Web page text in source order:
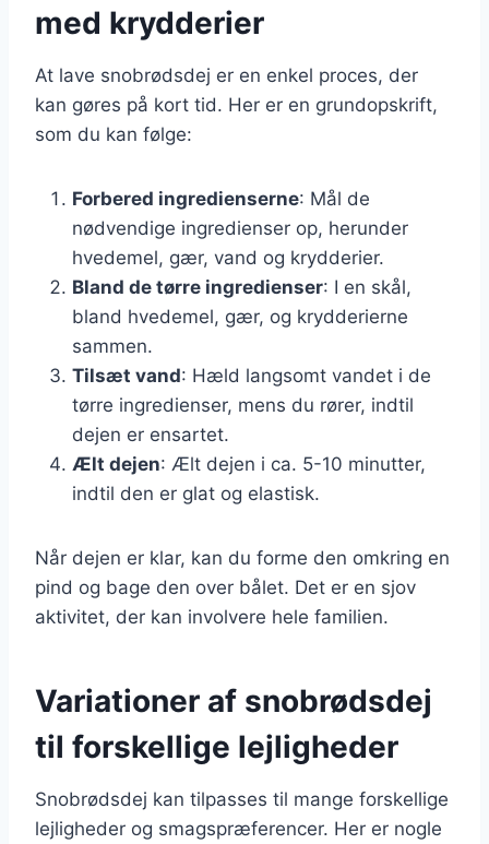
med krydderier
At lave snobrødsdej er en enkel proces, der
kan gøres på kort tid. Her er en grundopskrift,
som du kan følge:
Forbered ingredienserne: Mål de
nødvendige ingredienser op, herunder
hvedemel, gær, vand og krydderier.
Bland de tørre ingredienser: I en skål,
bland hvedemel, gær, og krydderierne
sammen.
Tilsæt vand: Hæld langsomt vandet i de
tørre ingredienser, mens du rører, indtil
dejen er ensartet.
Ælt dejen: Ælt dejen i ca. 5-10 minutter,
indtil den er glat og elastisk.
Når dejen er klar, kan du forme den omkring en
pind og bage den over bålet. Det er en sjov
aktivitet, der kan involvere hele familien.
Variationer af snobrødsdej
til forskellige lejligheder
Snobrødsdej kan tilpasses til mange forskellige
lejligheder og smagspræferencer. Her er nogle